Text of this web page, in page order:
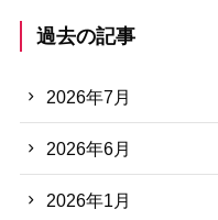
過去の記事
2026年7月
2026年6月
2026年1月